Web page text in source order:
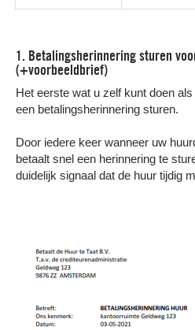
1. Betalingsherinnering sturen
(+voorbeeldbrief)
Het eerste wat u zelf kunt doen
een betalingsherinnering sturen.
Door iedere keer wanneer uw
betaalt snel een herinnering te
duidelijk signaal dat de huur tijdig